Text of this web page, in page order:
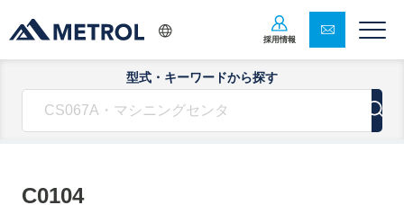
採用情報
型式・キーワードから探す
C0104